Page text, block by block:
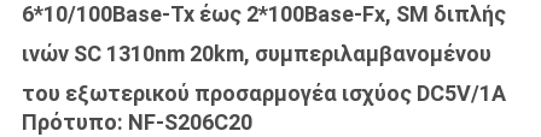
6*10/100Base-Tx έως 2*100Base-Fx, SM διπλής
ινών SC 1310nm 20km, συμπεριλαμβανομένου
του εξωτερικού προσαρμογέα ισχύος DC5V/1A
Πρότυπο: NF-S206C20